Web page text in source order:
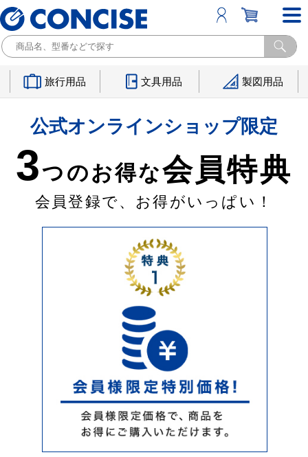
旅行用品 文具用品 製図用品
公式オンラインショップ限定
3つのお得な会員特典
会員登録で、お得がいっぱい！